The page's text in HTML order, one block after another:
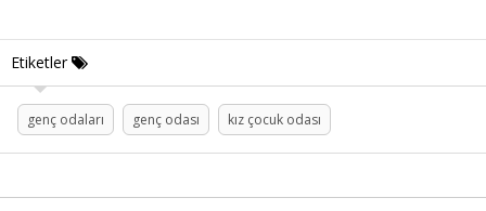
Etiketler
genç odaları genç odası kız çocuk odası